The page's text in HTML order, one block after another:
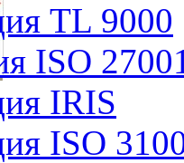
TL 9000
ISO
IRIS
ISO